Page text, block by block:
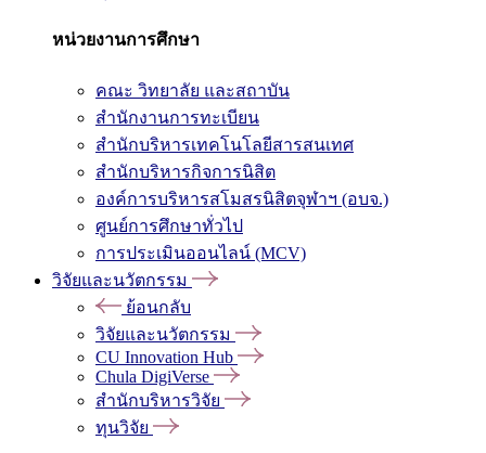
หน่วยงานการศึกษา
คณะ วิทยาลัย และสถาบัน
สำนักงานการทะเบียน
สำนักบริหารเทคโนโลยีสารสนเทศ
สำนักบริหารกิจการนิสิต
องค์การบริหารสโมสรนิสิตจุฬาฯ (อบจ.)
ศูนย์การศึกษาทั่วไป
การประเมินออนไลน์ (MCV)
วิจัยและนวัตกรรม
ย้อนกลับ
วิจัยและนวัตกรรม
CU Innovation Hub
Chula DigiVerse
สำนักบริหารวิจัย
ทุนวิจัย